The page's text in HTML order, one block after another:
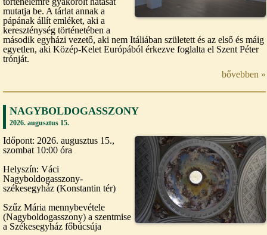
mutatja be. A tárlat annak a
pápának állít emléket, aki a
kereszténység történetében a
második egyházi vezető, aki nem Itáliában született és az első és máig
egyetlen, aki Közép-Kelet Európából érkezve foglalta el Szent Péter
trónját.
bővebben »
NAGYBOLDOGASSZONY
2026. augusztus 15.
Időpont: 2026. augusztus 15.,
szombat 10:00 óra
Helyszín: Váci
Nagyboldogasszony-
székesegyház (Konstantin tér)
Szűz Mária mennybevétele
(Nagyboldogasszony) a szentmise
a Székesegyház főbúcsúja